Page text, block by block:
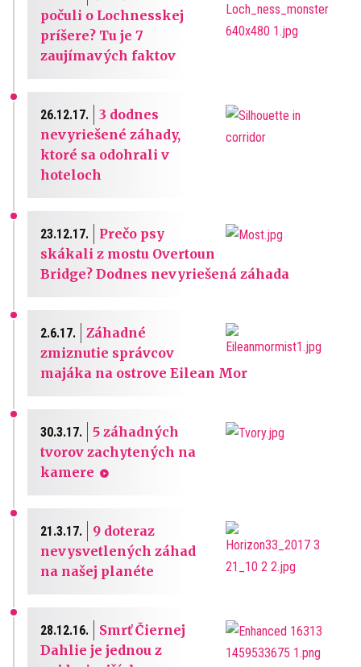
počuli o Lochnesskej
príšere? Tu je 7
zaujímavých faktov
26.12.17.
3 dodnes
nevyriešené záhady,
ktoré sa odohrali v
hoteloch
23.12.17.
Prečo psy
skákali z mostu Overtoun
Bridge? Dodnes nevyriešená záhada
2.6.17.
Záhadné
zmiznutie správcov
majáka na ostrove Eilean Mor
30.3.17.
5 záhadných
tvorov zachytených na
kamere
21.3.17.
9 doteraz
nevysvetlených záhad
na našej planéte
28.12.16.
Smrť Čiernej
Dahlie je jednou z